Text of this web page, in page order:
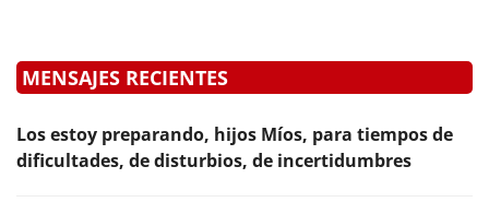
MENSAJES RECIENTES
Los estoy preparando, hijos Míos, para tiempos de
dificultades, de disturbios, de incertidumbres